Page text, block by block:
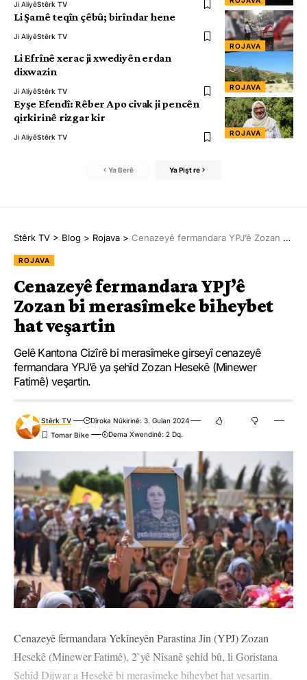
Ji AliyêStêrk TV
ROJAVA
Li Şamê teqîn çêbû; birîndar hene
Ji AliyêStêrk TV
ROJAVA
Li Efrînê xerac ji xwediyên erdan
dixwazin
Ji AliyêStêrk TV
ROJAVA
Eyşe Efendî: Rêber Apo civak ji pencên
qirkirinê rizgar kir
Ji AliyêStêrk TV
Ya Berê Ya Pişt re
Stêrk TV > Blog > Rojava > Cenazeyê fermandara YPJ’ê Zozan bi merasîmeke biheybet hat veşartin
ROJAVA
Cenazeyê fermandara YPJ’ê
Zozan bi merasîmeke biheybet
hat veşartin
Gelê Kantona Cizîrê bi merasîmeke girseyî cenazeyê
fermandara YPJ’ê ya şehîd Zozan Hesekê (Minewer
Fatimê) veşartin.
Stêrk TV
Dîroka Nûkirinê: 3. Gulan 2024
Dema Xwendinê: 2 Dq.
Cenazeyê fermandara Yekîneyên Parastina Jin (YPJ) Zozan
Hesekê (Minewer Fatimê), 2`yê Nîsanê şehîd bû, li Goristana
Şehîd Dijwar a Hesekê bi merasîmeke biheybet hat veşartin.